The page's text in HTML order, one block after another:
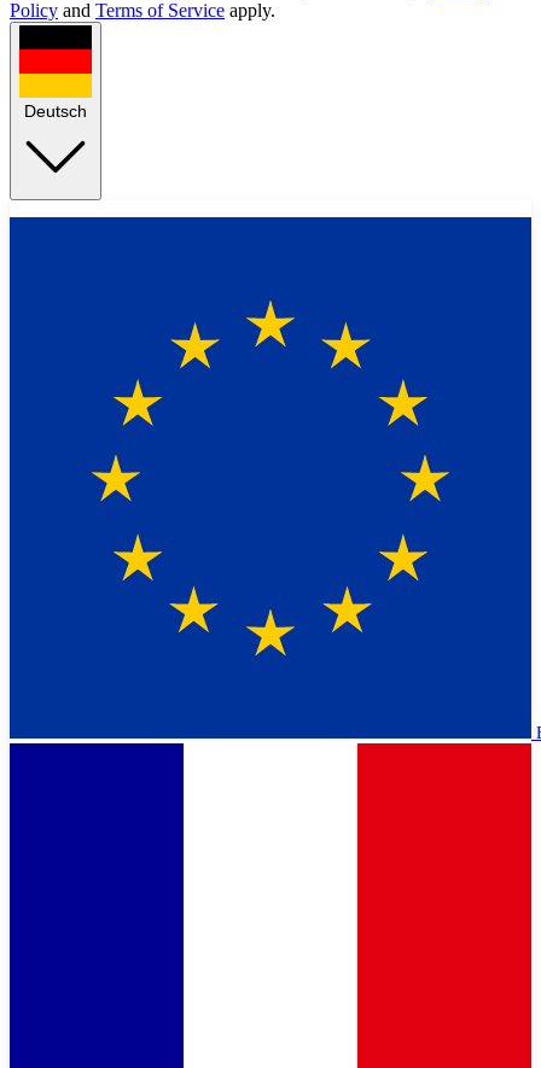
Policy and Terms of Service apply.
Deutsch